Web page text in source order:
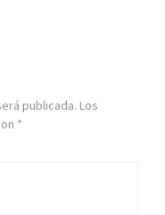
publicada. Los
*